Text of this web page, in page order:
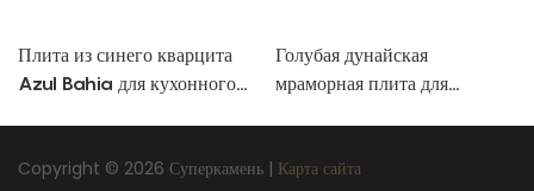
Плита из синего кварцита
Azul Bahia для кухонного
Голубая дунайская
мраморная плита для
Copyright © 2026 Суперкамень | Карта сайта